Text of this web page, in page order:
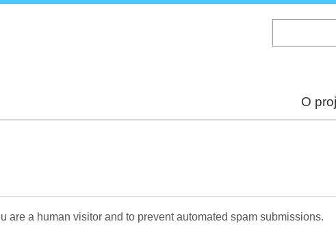
O
are a human visitor and to prevent automated spam submissions.